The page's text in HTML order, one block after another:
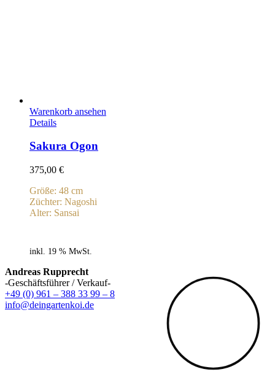
Warenkorb ansehen
Details
Sakura Ogon
375,00 €
Größe: 48 cm
Züchter: Nagoshi
Alter: Sansai
inkl. 19 % MwSt.
Andreas Rupprecht
-Geschäftsführer / Verkauf-
+49 (0) 961 – 388 33 99 – 8
info@deingartenkoi.de